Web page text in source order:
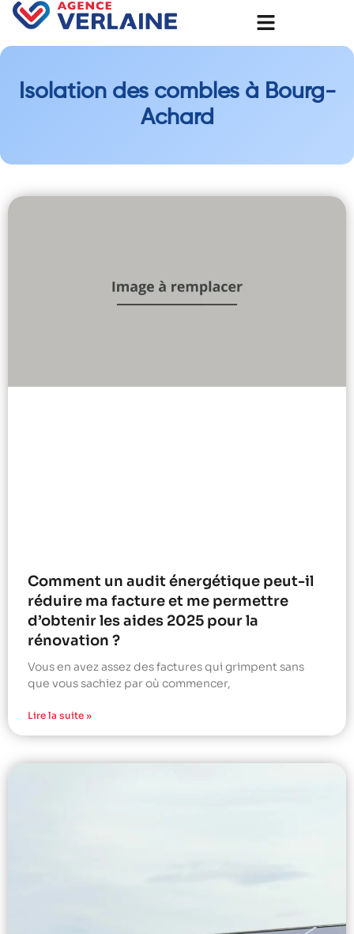
Isolation des combles à Bourg-
Achard
Comment un audit énergétique peut-il
réduire ma facture et me permettre
d’obtenir les aides 2025 pour la
rénovation ?
Vous en avez assez des factures qui grimpent sans
que vous sachiez par où commencer,
Lire la suite »